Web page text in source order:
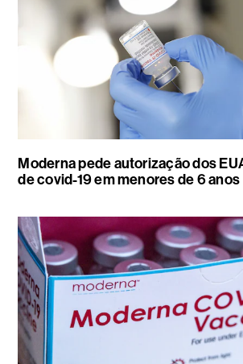
Moderna pede autorização dos
de covid-19 em menores de 6 anos